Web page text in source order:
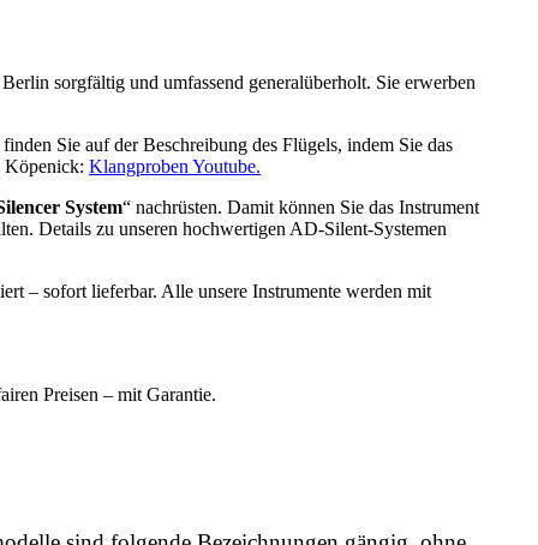
sorgfältig und umfassend generalüberholt. Sie erwerben
Sie auf der Beschreibung des Flügels, indem Sie das
Köpenick: Klangproben Youtube.
System“ nachrüsten. Damit können Sie das Instrument
Details zu unseren hochwertigen AD-Silent-Systemen
– sofort lieferbar. Alle unsere Instrumente werden mit
Preisen – mit Garantie.